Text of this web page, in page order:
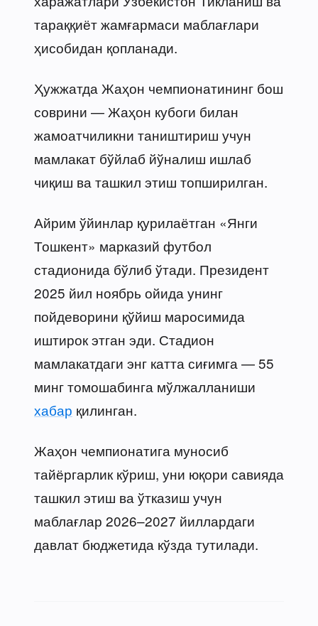
тараққиёт жамғармаси маблағлари
ҳисобидан қопланади.
Ҳужжатда Жаҳон чемпионатининг бош
соврини — Жаҳон кубоги билан
жамоатчиликни таништириш учун
мамлакат бўйлаб йўналиш ишлаб
чиқиш ва ташкил этиш топширилган.
Айрим ўйинлар қурилаётган «Янги
Тошкент» марказий футбол
стадионида бўлиб ўтади. Президент
2025 йил ноябрь ойида унинг
пойдеворини қўйиш маросимида
иштирок этган эди. Стадион
мамлакатдаги энг катта сиғимга — 55
минг томошабинга мўлжалланиши
хабар қилинган.
Жаҳон чемпионатига муносиб
тайёргарлик кўриш, уни юқори савияда
ташкил этиш ва ўтказиш учун
маблағлар 2026–2027 йиллардаги
давлат бюджетида кўзда тутилади.